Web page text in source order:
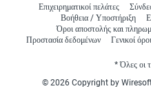
Επιχειρηματικοί πελάτες
Βοήθεια / Υποστήριξη
Όροι αποστολής και
Προστασία δεδομένων
Γενικοί
* Όλες οι
© 2026 Copyright by